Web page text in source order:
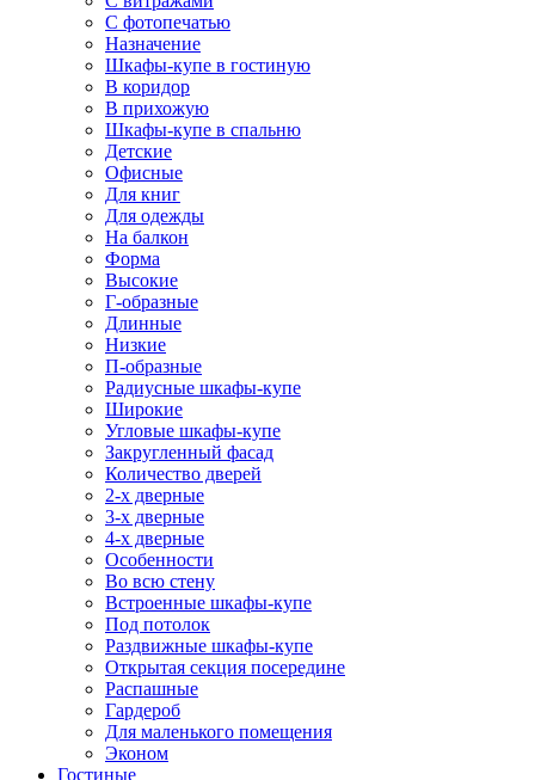
С фотопечатью
Назначение
Шкафы-купе в гостиную
В коридор
В прихожую
Шкафы-купе в спальню
Детские
Офисные
Для книг
Для одежды
На балкон
Форма
Высокие
Г-образные
Длинные
Низкие
П-образные
Радиусные шкафы-купе
Широкие
Угловые шкафы-купе
Закругленный фасад
Количество дверей
2-х дверные
3-х дверные
4-х дверные
Особенности
Во всю стену
Встроенные шкафы-купе
Под потолок
Раздвижные шкафы-купе
Открытая секция посередине
Распашные
Гардероб
Для маленького помещения
Эконом
Гостиные